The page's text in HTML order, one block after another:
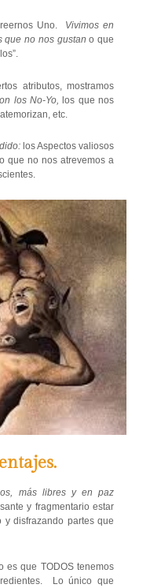
Uno. Vivimos en
que no nos gustan o que
atributos, mostramos
los No-Yo,los que nos
etc.
los Aspectos valiosos
que no nos atrevemos a
más libres y en paz
y fragmentario estar
y disfrazando partes que
es que TODOS tenemos
Lo único que